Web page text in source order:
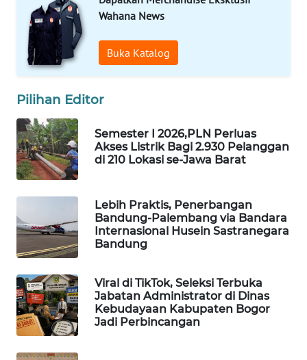
Wahana News
Buka Katalog
Pilihan Editor
Semester I 2026,PLN Perluas
Akses Listrik Bagi 2.930 Pelanggan
di 210 Lokasi se-Jawa Barat
Lebih Praktis, Penerbangan
Bandung-Palembang via Bandara
Internasional Husein Sastranegara
Bandung
Viral di TikTok, Seleksi Terbuka
Jabatan Administrator di Dinas
Kebudayaan Kabupaten Bogor
Jadi Perbincangan
MKLI
LPKKI
KOPEKLIN
PORTAL
KONSUMEN
ALPERKLINAS
FORJASIDA
TAMBANG
NEWS